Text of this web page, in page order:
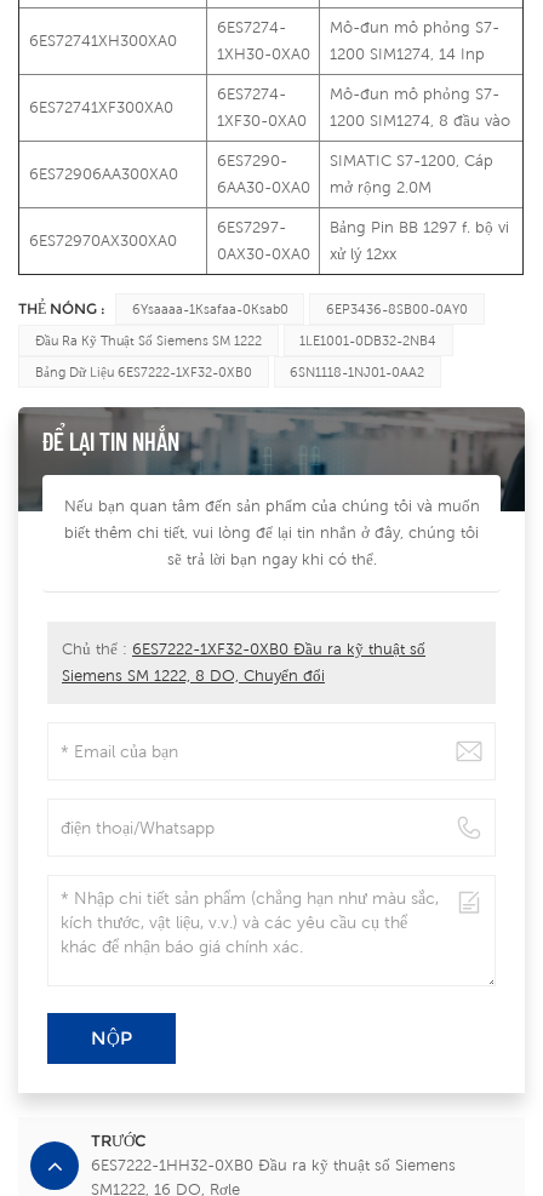
6ES72741XH300XA0
6ES7274-
1XH30-0XA0
Mô-đun mô phỏng S7-
1200 SIM1274, 14 Inp
6ES72741XF300XA0
6ES7274-
1XF30-0XA0
Mô-đun mô phỏng S7-
1200 SIM1274, 8 đầu vào
6ES72906AA300XA0
6ES7290-
6AA30-0XA0
SIMATIC S7-1200, Cáp
mở rộng 2.0M
6ES72970AX300XA0
6ES7297-
0AX30-0XA0
Bảng Pin BB 1297 f. bộ vi
xử lý 12xx
THẺ NÓNG : 6Ysaaaa-1Ksafaa-0Ksab0 6EP3436-8SB00-0AY0
Đầu Ra Kỹ Thuật Số Siemens SM 1222 1LE1001-0DB32-2NB4
Bảng Dữ Liệu 6ES7222-1XF32-0XB0 6SN1118-1NJ01-0AA2
ĐỂ LẠI TIN NHẮN
Nếu bạn quan tâm đến sản phẩm của chúng tôi và muốn
biết thêm chi tiết, vui lòng để lại tin nhắn ở đây, chúng tôi
sẽ trả lời bạn ngay khi có thể.
Chủ thể : 6ES7222-1XF32-0XB0 Đầu ra kỹ thuật số
Siemens SM 1222, 8 DO, Chuyển đổi
NỘP
TRƯỚC
6ES7222-1HH32-0XB0 Đầu ra kỹ thuật số Siemens
SM1222, 16 DO, Rơle